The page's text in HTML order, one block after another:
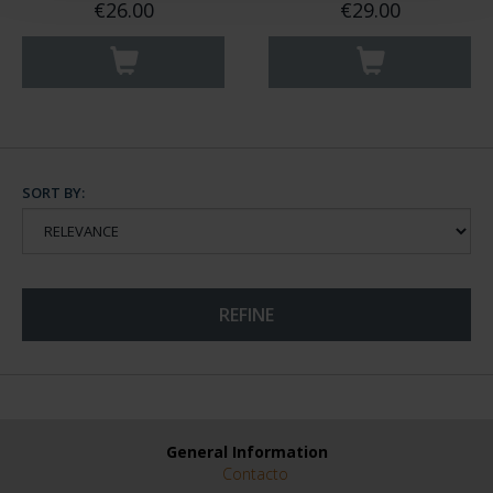
€26.00 €29.00
SORT BY:
REFINE
General Information
Contacto